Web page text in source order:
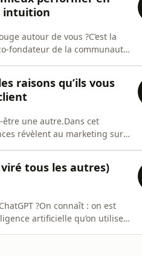
intuition
autour de vous ?C’est la
fondateur de la communauté
raisons qu’ils vous
une autre.Dans cet
révèlent au marketing sur
tous les autres)
?On connaît : on est
artificielle qu’on utilise